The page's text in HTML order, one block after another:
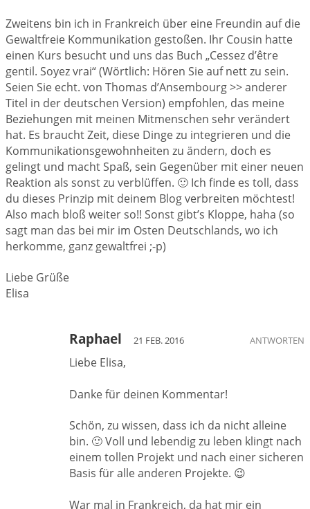
Zweitens bin ich in Frankreich über eine Freundin auf die
Gewaltfreie Kommunikation gestoßen. Ihr Cousin hatte
einen Kurs besucht und uns das Buch „Cessez d’être
gentil. Soyez vrai“ (Wörtlich: Hören Sie auf nett zu sein.
Seien Sie echt. von Thomas d’Ansembourg >> anderer
Titel in der deutschen Version) empfohlen, das meine
Beziehungen mit meinen Mitmenschen sehr verändert
hat. Es braucht Zeit, diese Dinge zu integrieren und die
Kommunikationsgewohnheiten zu ändern, doch es
gelingt und macht Spaß, sein Gegenüber mit einer neuen
Reaktion als sonst zu verblüffen. 🙂 Ich finde es toll, dass
du dieses Prinzip mit deinem Blog verbreiten möchtest!
Also mach bloß weiter so!! Sonst gibt’s Kloppe, haha (so
sagt man das bei mir im Osten Deutschlands, wo ich
herkomme, ganz gewaltfrei ;-p)
Liebe Grüße
Elisa
Raphael 21 FEB. 2016 ANTWORTEN
Liebe Elisa,
Danke für deinen Kommentar!
Schön, zu wissen, dass ich da nicht alleine
bin. 🙂 Voll und lebendig zu leben klingt nach
einem tollen Projekt und nach einer sicheren
Basis für alle anderen Projekte. 😉
War mal in Frankreich, da hat mir ein